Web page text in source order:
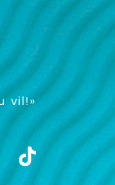
vil!»